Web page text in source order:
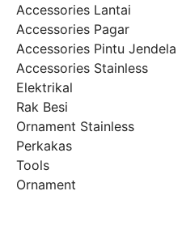
Accessories Lantai
Accessories Pagar
Accessories Pintu Jendela
Accessories Stainless
Elektrikal
Rak Besi
Ornament Stainless
Perkakas
Tools
Ornament